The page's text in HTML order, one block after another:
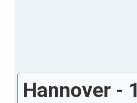
Hannover -